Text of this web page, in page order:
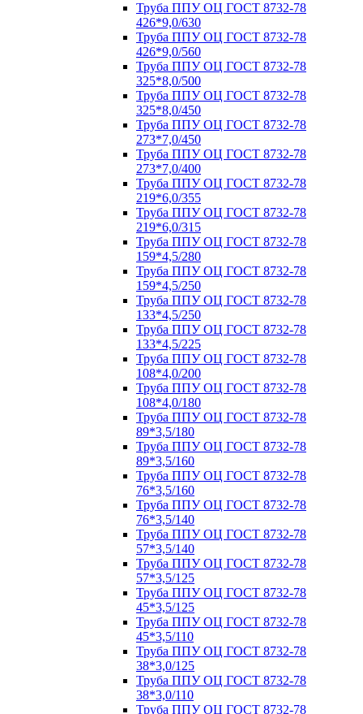
Труба ППУ ОЦ ГОСТ 8732-78
426*9,0/630
Труба ППУ ОЦ ГОСТ 8732-78
426*9,0/560
Труба ППУ ОЦ ГОСТ 8732-78
325*8,0/500
Труба ППУ ОЦ ГОСТ 8732-78
325*8,0/450
Труба ППУ ОЦ ГОСТ 8732-78
273*7,0/450
Труба ППУ ОЦ ГОСТ 8732-78
273*7,0/400
Труба ППУ ОЦ ГОСТ 8732-78
219*6,0/355
Труба ППУ ОЦ ГОСТ 8732-78
219*6,0/315
Труба ППУ ОЦ ГОСТ 8732-78
159*4,5/280
Труба ППУ ОЦ ГОСТ 8732-78
159*4,5/250
Труба ППУ ОЦ ГОСТ 8732-78
133*4,5/250
Труба ППУ ОЦ ГОСТ 8732-78
133*4,5/225
Труба ППУ ОЦ ГОСТ 8732-78
108*4,0/200
Труба ППУ ОЦ ГОСТ 8732-78
108*4,0/180
Труба ППУ ОЦ ГОСТ 8732-78
89*3,5/180
Труба ППУ ОЦ ГОСТ 8732-78
89*3,5/160
Труба ППУ ОЦ ГОСТ 8732-78
76*3,5/160
Труба ППУ ОЦ ГОСТ 8732-78
76*3,5/140
Труба ППУ ОЦ ГОСТ 8732-78
57*3,5/140
Труба ППУ ОЦ ГОСТ 8732-78
57*3,5/125
Труба ППУ ОЦ ГОСТ 8732-78
45*3,5/125
Труба ППУ ОЦ ГОСТ 8732-78
45*3,5/110
Труба ППУ ОЦ ГОСТ 8732-78
38*3,0/125
Труба ППУ ОЦ ГОСТ 8732-78
38*3,0/110
Труба ППУ ОЦ ГОСТ 8732-78